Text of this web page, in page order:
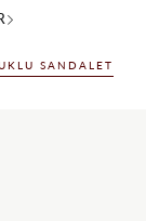
SANDALET